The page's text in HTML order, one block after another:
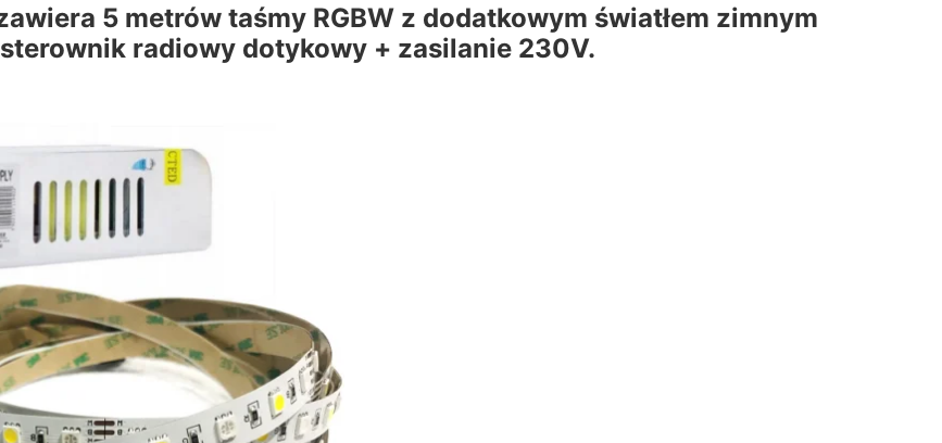
5 metrów taśmy RGBW z dodatkowym światłem zimnym
radiowy dotykowy + zasilanie 230V.